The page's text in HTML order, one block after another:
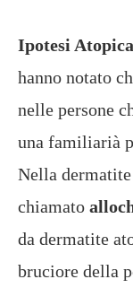
Ipotesi Atopica
hanno notato
nelle persone
una familiarià
Nella
chiamato
da dermatite
bruciore della